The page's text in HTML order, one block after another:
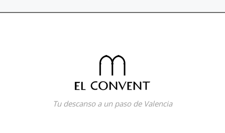
Tu descanso a un paso de Valencia